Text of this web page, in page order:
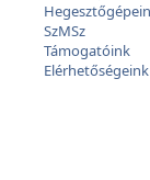
SzMSz
Támogatóink
Elérhetőségeink